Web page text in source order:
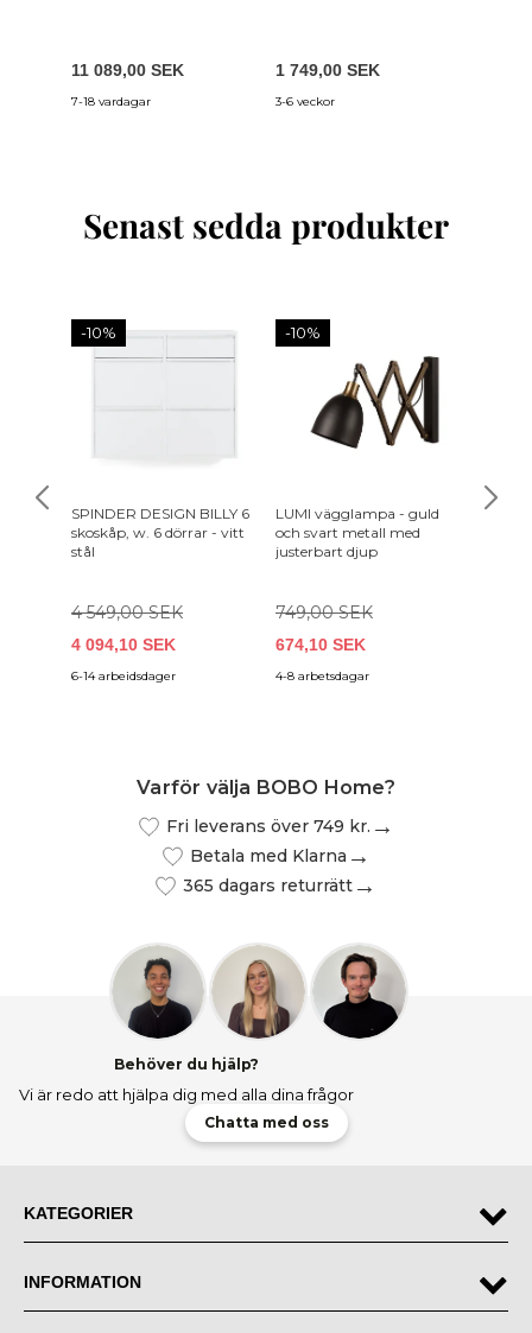
11 089,00 SEK
7-18 vardagar
1 749,00 SEK
3-6 veckor
Senast sedda produkter
-10%
SPINDER DESIGN BILLY 6
skoskåp, w. 6 dörrar - vitt
stål
4 549,00 SEK
4 094,10 SEK
6-14 arbeidsdager
-10%
LUMI vägglampa - guld
och svart metall med
justerbart djup
749,00 SEK
674,10 SEK
4-8 arbetsdagar
Varför välja BOBO Home?
Fri leverans över 749 kr.
Betala med Klarna
365 dagars returrätt
Behöver du hjälp?
Vi är redo att hjälpa dig med alla dina frågor
Chatta med oss
KATEGORIER
INFORMATION